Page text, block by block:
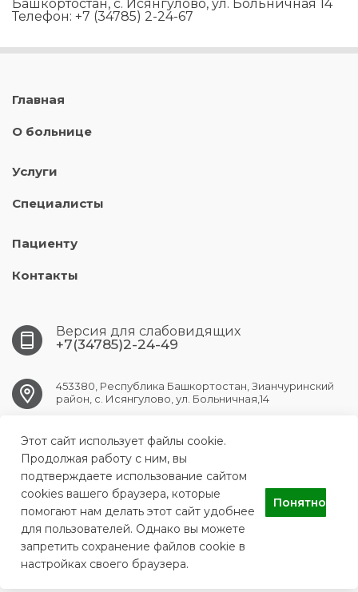
Башкортостан, с. Исянгулово, ул. Больничная 14
Телефон: +7 (34785) 2-24-67
Главная
О больнице
Услуги
Специалисты
Пациенту
Контакты
Версия для слабовидящих
+7(34785)2-24-49
453380, Республика Башкортостан, Зианчуринский
район, с. Исянгулово, ул. Больничная,14
ISYANGUL.CRB@doctorrb.ru
ГБУЗ РБ Исянгуловская ЦРБ
Этот сайт использует файлы cookie.
Продолжая работу с ним, вы
подтверждаете использование сайтом
cookies вашего браузера, которые
помогают нам делать этот сайт удобнее
для пользователей. Однако вы можете
запретить сохранение файлов cookie в
настройках своего браузера.
Понятно